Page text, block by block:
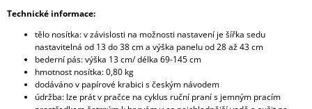
Technické informace:
tělo nosítka: v závislosti na možnosti nastavení je šířka sedu
nastavitelná od 13 do 38 cm a výška panelu od 28 až 43 cm
bederní pás: výška 13 cm/ délka 69-145 cm
hmotnost nosítka: 0,80 kg
dodáváno v papírové krabici s českým návodem
údržba: lze prát v pračce na cyklus ruční praní s jemným pracím